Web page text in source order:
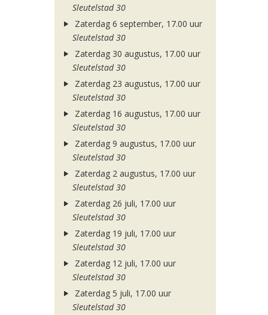
Sleutelstad 30
Zaterdag 6 september, 17.00 uur
Sleutelstad 30
Zaterdag 30 augustus, 17.00 uur
Sleutelstad 30
Zaterdag 23 augustus, 17.00 uur
Sleutelstad 30
Zaterdag 16 augustus, 17.00 uur
Sleutelstad 30
Zaterdag 9 augustus, 17.00 uur
Sleutelstad 30
Zaterdag 2 augustus, 17.00 uur
Sleutelstad 30
Zaterdag 26 juli, 17.00 uur
Sleutelstad 30
Zaterdag 19 juli, 17.00 uur
Sleutelstad 30
Zaterdag 12 juli, 17.00 uur
Sleutelstad 30
Zaterdag 5 juli, 17.00 uur
Sleutelstad 30